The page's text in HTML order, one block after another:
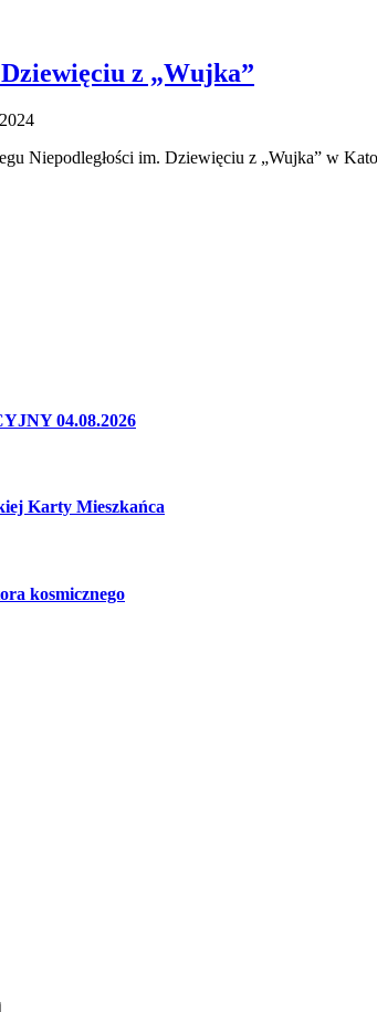
z „Wujka”
Niepodległości im. Dziewięciu z „Wujka” w
04.08.2026
Karty Mieszkańca
kosmicznego